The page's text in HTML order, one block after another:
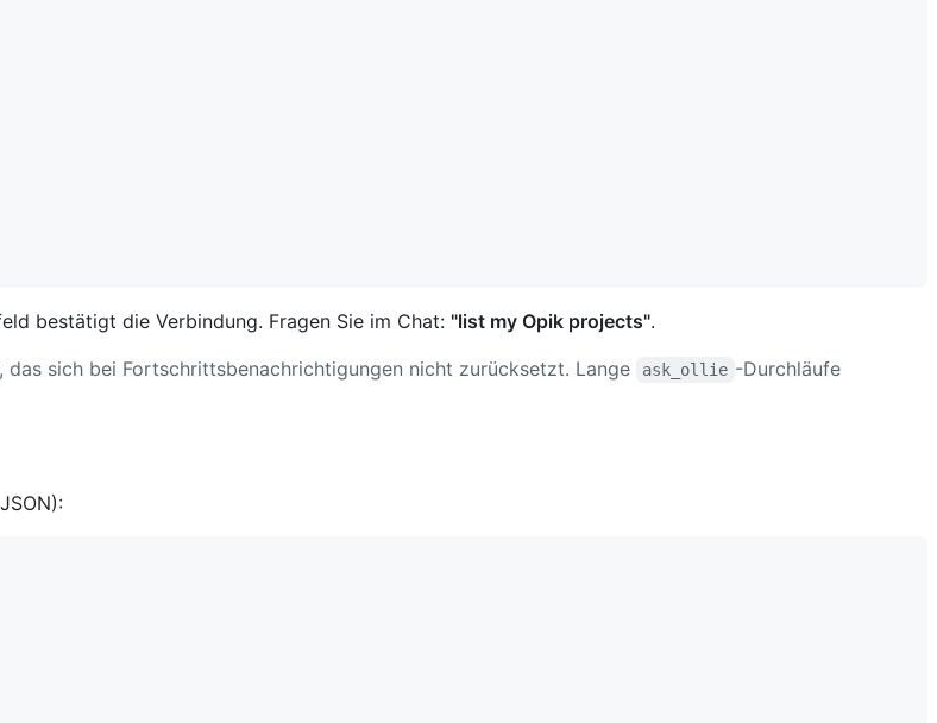
bestätigt die Verbindung. Fragen Sie im Chat: "list my Opik projects".
sich bei Fortschrittsbenachrichtigungen nicht zurücksetzt. Lange ask_ollie -Durchläufe